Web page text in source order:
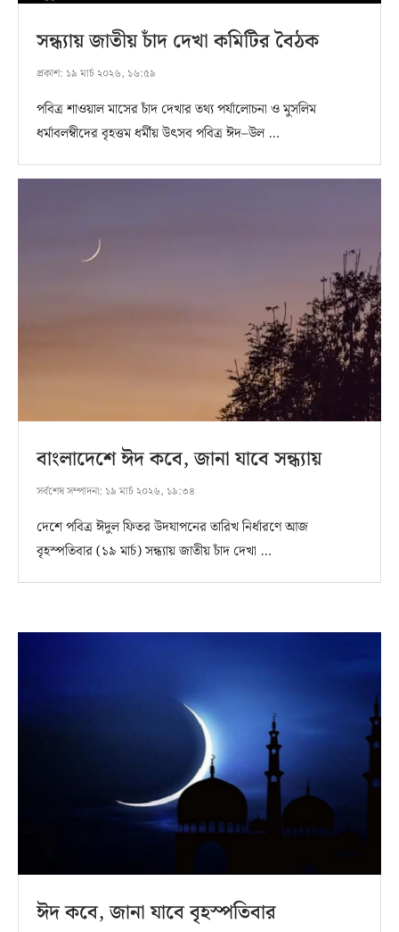
সন্ধ্যায় জাতীয় চাঁদ দেখা কমিটির বৈঠক
প্রকাশ: ১৯ মার্চ ২০২৬, ১৬:৫৯
পবিত্র শাওয়াল মাসের চাঁদ দেখার তথ্য পর্যালোচনা ও মুসলিম
ধর্মাবলম্বীদের বৃহত্তম ধর্মীয় উৎসব পবিত্র ঈদ–উল …
বাংলাদেশে ঈদ কবে, জানা যাবে সন্ধ্যায়
সর্বশেষ সম্পাদনা: ১৯ মার্চ ২০২৬, ১৯:৩৪
দেশে পবিত্র ঈদুল ফিতর উদযাপনের তারিখ নির্ধারণে আজ
বৃহস্পতিবার (১৯ মার্চ) সন্ধ্যায় জাতীয় চাঁদ দেখা …
ঈদ কবে, জানা যাবে বৃহস্পতিবার